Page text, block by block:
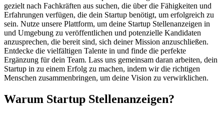
gezielt nach Fachkräften aus suchen, die über die Fähigkeiten und
Erfahrungen verfügen, die dein Startup benötigt, um erfolgreich zu
sein. Nutze unsere Plattform, um deine Startup Stellenanzeigen in
und Umgebung zu veröffentlichen und potenzielle Kandidaten
anzusprechen, die bereit sind, sich deiner Mission anzuschließen.
Entdecke die vielfältigen Talente in und finde die perfekte
Ergänzung für dein Team. Lass uns gemeinsam daran arbeiten, dein
Startup in zu einem Erfolg zu machen, indem wir die richtigen
Menschen zusammenbringen, um deine Vision zu verwirklichen.
Warum Startup Stellenanzeigen?